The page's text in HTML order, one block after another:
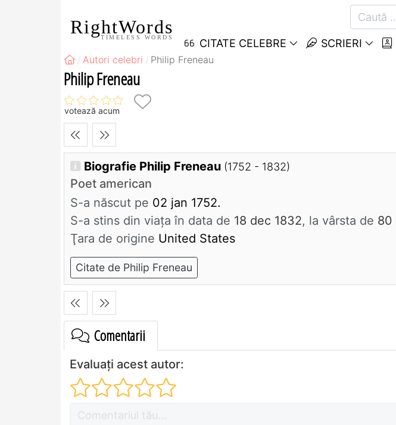
RightWords
TIMELESS WORDS CITATE CELEBRE SCRIERI
Autori celebri Philip Freneau
Philip Freneau
votează acum
Biografie Philip Freneau (1752 - 1832)
Poet american
S-a născut pe 02 jan 1752.
S-a stins din viaţa în data de 18 dec 1832, la vârsta de 80
Ţara de origine United States
Citate de Philip Freneau
Comentarii
Evaluați acest autor: